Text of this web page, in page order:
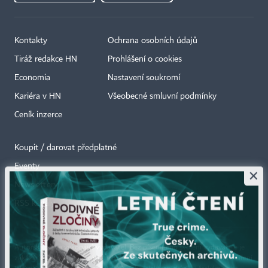
Kontakty
Tiráž redakce HN
Economia
Kariéra v HN
Ceník inzerce
Ochrana osobních údajů
Prohlášení o cookies
Nastavení soukromí
Všeobecné smluvní podmínky
Koupit / darovat předplatné
Eventy
Newslettery
RSS kanály
Autorská práva vykonává vydavatel. Bez písemného svolení vydavatele je
zakázáno jakékoli užití částí nebo celku díla, zejména rozmnožování a šíření
×